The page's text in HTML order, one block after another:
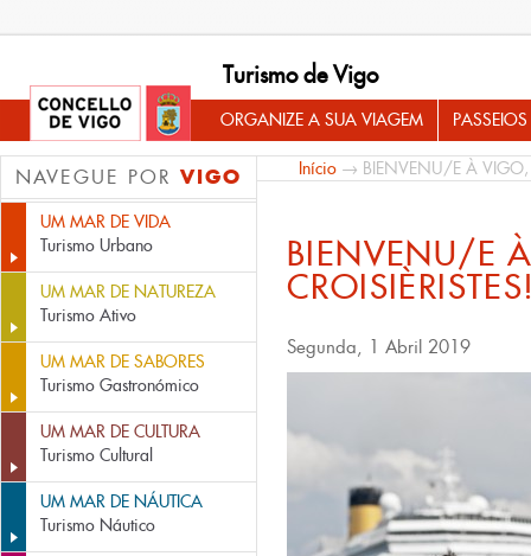
Turismo de Vigo
ORGANIZE A SUA VIAGEM
NAVEGUE POR VIGO
UM MAR DE VIDA
Turismo Urbano
UM MAR DE NATUREZA
Turismo Ativo
UM MAR DE SABORES
Turismo Gastronómico
UM MAR DE CULTURA
Turismo Cultural
UM MAR DE NÁUTICA
Turismo Náutico
Início → BIENVENU/E À VIGO,
BIENVENU/E
Segunda, 1 Abril 2019